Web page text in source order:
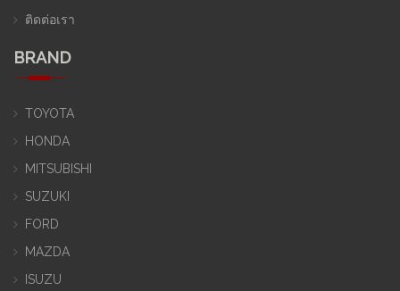
ติดต่อเรา
BRAND
TOYOTA
HONDA
MITSUBISHI
SUZUKI
FORD
MAZDA
ISUZU